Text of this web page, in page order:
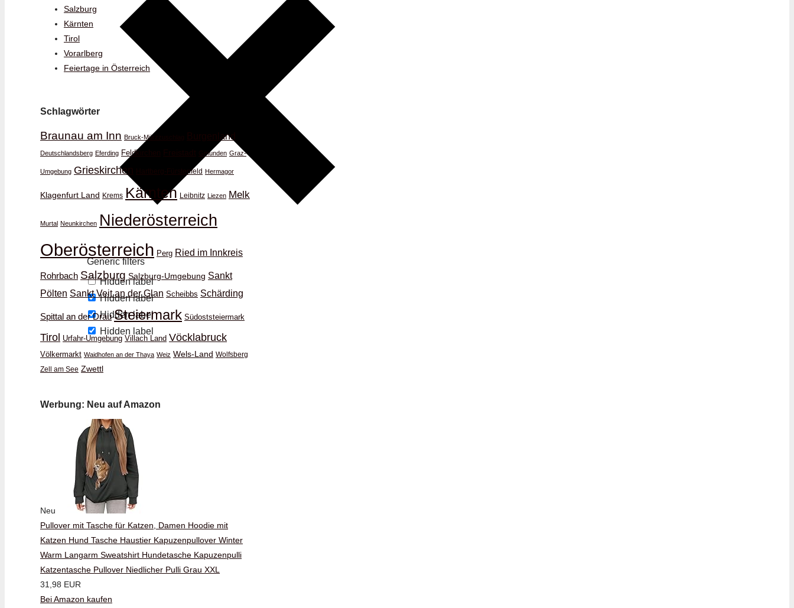
Generic filters
Hidden label
Hidden label
Hidden label
Hidden label
Salzburg
Kärnten
Tirol
Vorarlberg
Feiertage in Österreich
Schlagwörter
Braunau am Inn Bruck-Mürzzuschlag Burgenland
Deutschlandsberg Eferding Feldkirchen Gmunden Graz-
Umgebung Grieskirchen Hartberg-Fürstenfeld Hermagor
Klagenfurt Land Krems Kärnten Leibnitz Liezen Melk
Murtal Neunkirchen Niederösterreich
Oberösterreich Perg Ried im Innkreis
Rohrbach Salzburg Salzburg-Umgebung Sankt
Pölten Sankt Veit an der Glan Scheibbs Schärding
Spittal an der Drau Steiermark Südoststeiermark
Tirol Urfahr-Umgebung Villach Land Vöcklabruck
Völkermarkt Waidhofen an der Thaya Weiz Wels-Land Wolfsberg
Zell am See Zwettl
Werbung: Neu auf Amazon
Neu
Pullover mit Tasche für Katzen, Damen Hoodie mit
Katzen Hund Tasche Haustier Kapuzenpullover Winter
Warm Langarm Sweatshirt Hundetasche Kapuzenpulli
Katzentasche Pullover Niedlicher Pulli Grau XXL
31,98 EUR
Bei Amazon kaufen